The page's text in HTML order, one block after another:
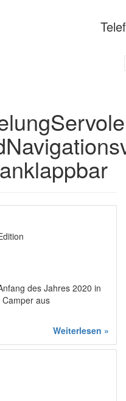
des Jahres 2020 in
aus
Weiterlesen »